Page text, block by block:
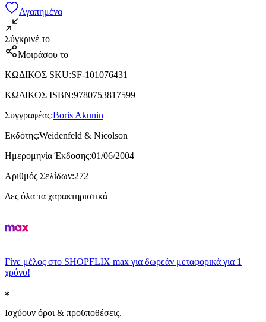
Αγαπημένα
Σύγκρινέ το
Μοιράσου το
ΚΩΔΙΚΟΣ SKU:SF-101076431
ΚΩΔΙΚΟΣ ISBN:9780753817599
Συγγραφέας:Boris Akunin
Εκδότης:Weidenfeld & Nicolson
Ημερομηνία Έκδοσης:01/06/2004
Αριθμός Σελίδων:272
Δες όλα τα χαρακτηριστικά
Γίνε μέλος στο SHOPFLIX max για δωρεάν μεταφορικά για 1
χρόνο!
Ισχύουν όροι & προϋποθέσεις.